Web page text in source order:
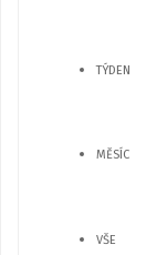
TÝDEN
MĚSÍC
VŠE